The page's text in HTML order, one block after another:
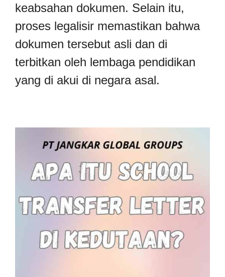
keabsahan dokumen. Selain itu,
proses legalisir memastikan bahwa
dokumen tersebut asli dan di
terbitkan oleh lembaga pendidikan
yang di akui di negara asal.